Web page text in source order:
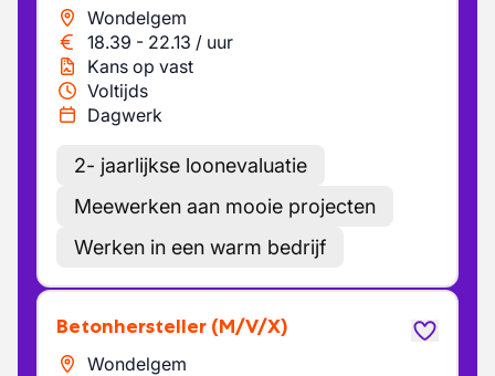
Wondelgem
18.39 - 22.13 / uur
Kans op vast
Voltijds
Dagwerk
2- jaarlijkse loonevaluatie
Meewerken aan mooie projecten
Werken in een warm bedrijf
Betonhersteller (M/V/X)
Wondelgem